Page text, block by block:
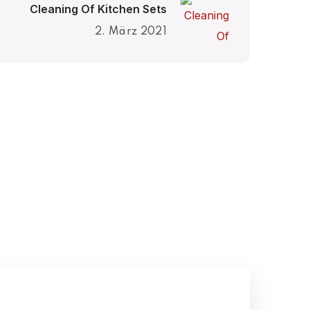
Cleaning Of Kitchen Sets
2. März 2021